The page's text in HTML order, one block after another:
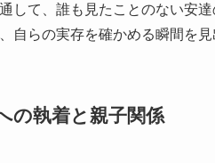
して、誰も見たことのない安
自らの実存を確かめる瞬間を
の執着と親子関係